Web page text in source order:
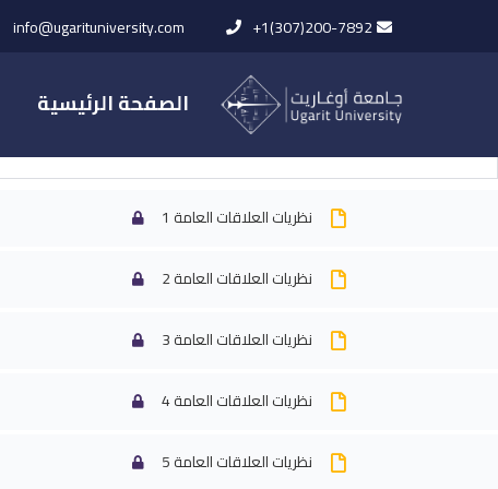
info@ugarituniversity.com +1(307)200-7892
الصفحة الرئيسية
الرئيسية All Courses
المحاضرات
نظريات العلاقات العامة 1
نظريات العلاقات العامة 2
نظريات العلاقات العامة 3
نظريات العلاقات العامة 4
نظريات العلاقات العامة 5